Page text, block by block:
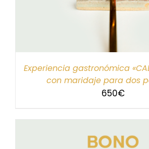
Experiencia gastronómica
con maridaje para dos
650€